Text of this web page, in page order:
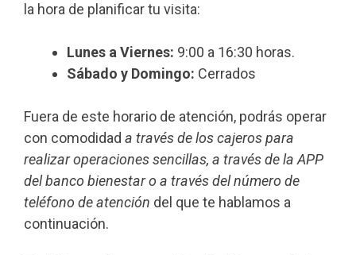
la hora de planificar tu visita:
Lunes a Viernes: 9:00 a 16:30 horas.
Sábado y Domingo: Cerrados
Fuera de este horario de atención, podrás operar
con comodidad a través de los cajeros para
realizar operaciones sencillas, a través de la APP
del banco bienestar o a través del número de
teléfono de atención del que te hablamos a
continuación.